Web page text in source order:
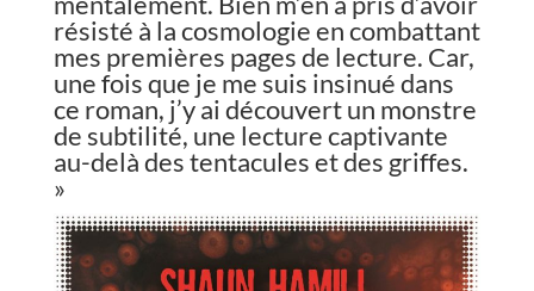
résisté à la cosmologie en combattant
mes premières pages de lecture. Car,
une fois que je me suis insinué dans
ce roman, j’y ai découvert un monstre
de subtilité, une lecture captivante
au-delà des tentacules et des griffes.
»